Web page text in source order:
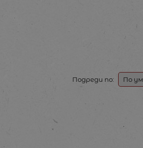
Подреди по: